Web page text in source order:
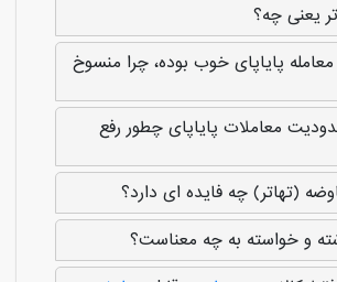
یعنی چه؟
معامله پایاپای خوب بوده، چرا منسوخ
معاملات پایاپای چطور رفع
(تهاتر) چه فایده ای دارد؟
و خواسته به چه معناست؟